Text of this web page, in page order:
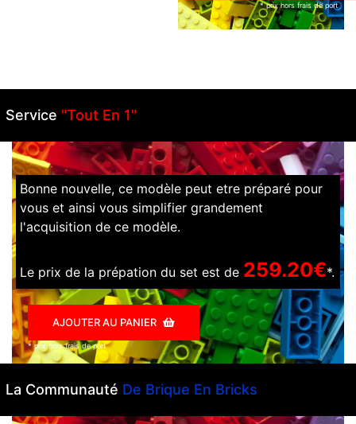
* prix hors frais de port
Service "Tout En 1"
Bonne nouvelle, ce modèle peut etre préparé pour
vous et ainsi vous simplifier grandement
l'acquisition de ce modèle.
Le prix de la prépation du set est de 259.20€*.
AJOUTER AU PANIER
* prix hors frais de port
La Communauté De Brique En Bricks